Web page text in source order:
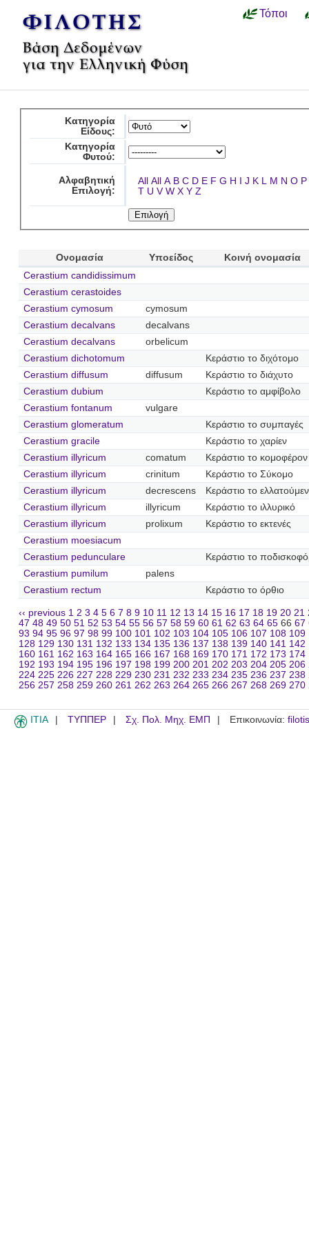
Τόποι
Κατηγορία
Είδους:
Κατηγορία
Φυτού:
Αλφαβητική
Επιλογή:
All All A B C D E F G H I J K L M N O P
T U V W X Y Z
Ονομασία Υποείδος
Κοινή ονομασία
Cerastium candidissimum
Cerastium cerastoides
Cerastium cymosum
cymosum
Cerastium decalvans
decalvans
Cerastium decalvans
orbelicum
Cerastium dichotomum
Κεράστιο το διχότομο
Cerastium diffusum
diffusum
Κεράστιο το διάχυτο
Cerastium dubium
Κεράστιο το αμφίβολο
Cerastium fontanum
vulgare
Cerastium glomeratum
Κεράστιο το συμπαγές
Cerastium gracile
Κεράστιο το χαρίεν
Cerastium illyricum
comatum
Κεράστιο το κομοφέρον
Cerastium illyricum
crinitum
Κεράστιο το Σύκομο
Cerastium illyricum
decrescens
Κεράστιο το
Cerastium illyricum
illyricum
Κεράστιο το ιλλυρικό
Cerastium illyricum
prolixum
Κεράστιο το εκτενές
Cerastium moesiacum
Cerastium pedunculare
Κεράστιο το
Cerastium pumilum
palens
Cerastium rectum
Κεράστιο το όρθιο
‹‹ previous 1 2 3 4 5 6 7 8 9 10 11 12 13 14 15 16 17 18 19 20 21
47 48 49 50 51 52 53 54 55 56 57 58 59 60 61 62 63 64 65 66 67
93 94 95 96 97 98 99 100 101 102 103 104 105 106 107 108 109
128 129 130 131 132 133 134 135 136 137 138 139 140 141 142
160 161 162 163 164 165 166 167 168 169 170 171 172 173 174
192 193 194 195 196 197 198 199 200 201 202 203 204 205 206
224 225 226 227 228 229 230 231 232 233 234 235 236 237 238
256 257 258 259 260 261 262 263 264 265 266 267 268 269 270
ITIA ΤΥΠΠΕΡ Σχ. Πολ. Μηχ. ΕΜΠ Επικοινωνία: